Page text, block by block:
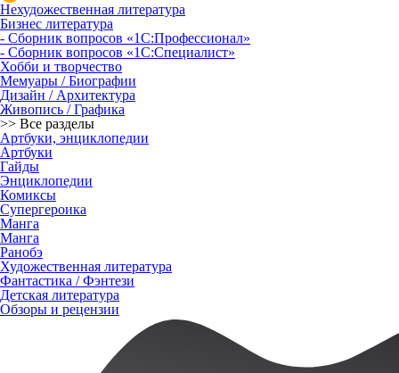
Нехудожественная литература
Бизнес литература
- Сборник вопросов «1С:Профессионал»
- Сборник вопросов «1С:Специалист»
Хобби и творчество
Мемуары / Биографии
Дизайн / Архитектура
Живопись / Графика
>> Все разделы
Артбуки, энциклопедии
Артбуки
Гайды
Энциклопедии
Комиксы
Супергероика
Манга
Манга
Ранобэ
Художественная литература
Фантастика / Фэнтези
Детская литература
Обзоры и рецензии